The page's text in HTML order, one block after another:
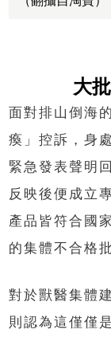
大
面對排山倒海
瘓」控訴，身
緊急發表聲明
反映後便成立
產品皆符合國
的集體不合格
對於獸醫集體
則認為這僅僅